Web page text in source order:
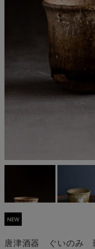
唐津酒器 ぐいのみ